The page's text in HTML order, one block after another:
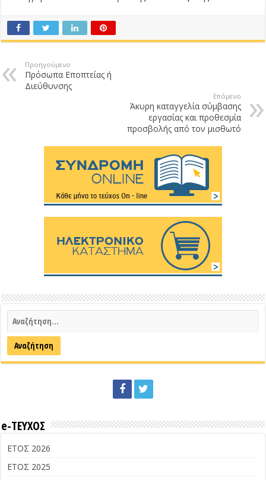
Προηγούμενο
Πρόσωπα Εποπτείας ή
Διεύθυνσης
Επόμενο
Άκυρη καταγγελία σύμβασης
εργασίας και προθεσμία
προσβολής από τον μισθωτό
e-ΤΕΥΧΟΣ
ΕΤΟΣ 2026
ΕΤΟΣ 2025